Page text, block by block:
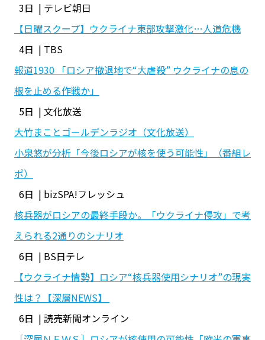
3日 | テレビ朝日
【日曜スクープ】ウクライナ東部攻撃激化…人道危機
4日 | TBS
報道1930 「ロシア撤退地で“大虐殺” ウクライナの息の
根を止める作戦か」
5日 | 文化放送
大竹まことゴールデンラジオ（文化放送）
小泉悠が分析「今後ロシアが核を使う可能性」（番組レ
ポ）
6日 | bizSPA!フレッシュ
核兵器がロシアの最終手段か。「ウクライナ侵攻」で考
えられる2通りのシナリオ
6日 | BS日テレ
【ウクライナ情勢】ロシア“核兵器使用シナリオ”の現実
性は？【深層NEWS】
6日 | 読売新聞オンライン